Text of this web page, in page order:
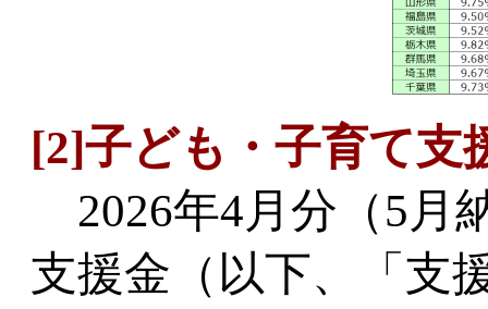
[2]子ども・子育て支
2026年4月分（5月
支援金（以下、「支